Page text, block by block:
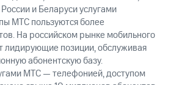
и Беларуси услугами
МТС пользуются более
На российском рынке мобильного
лидирующие позиции, обслуживая
абонентскую базу.
МТС — телефонией, доступом